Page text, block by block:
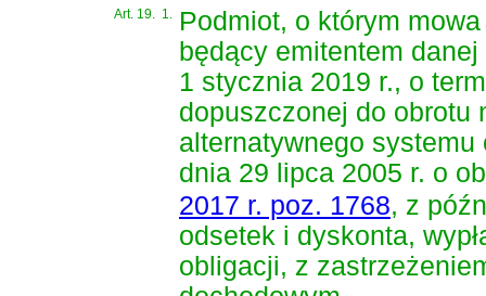
Art. 19. 1.
Podmiot, o którym
będący emitentem
1 stycznia 2019 r., o
dopuszczonej do obrotu
alternatywnego
dnia 29 lipca 2005 r. o
2017 r. poz. 1768, z
odsetek i dyskonta,
obligacji, z